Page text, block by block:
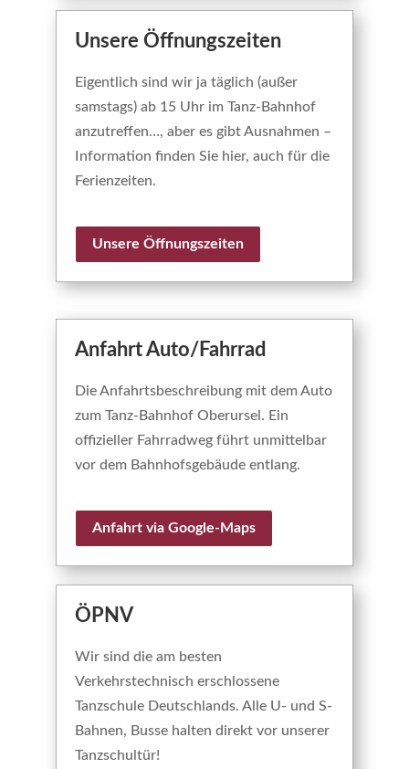
Unsere Öffnungszeiten
Eigentlich sind wir ja täglich (außer
samstags) ab 15 Uhr im Tanz-Bahnhof
anzutreffen…, aber es gibt Ausnahmen –
Information finden Sie hier, auch für die
Ferienzeiten.
Unsere Öffnungszeiten
Anfahrt Auto/Fahrrad
Die Anfahrtsbeschreibung mit dem Auto
zum Tanz-Bahnhof Oberursel. Ein
offizieller Fahrradweg führt unmittelbar
vor dem Bahnhofsgebäude entlang.
Anfahrt via Google-Maps
ÖPNV
Wir sind die am besten
Verkehrstechnisch erschlossene
Tanzschule Deutschlands. Alle U- und S-
Bahnen, Busse halten direkt vor unserer
Tanzschultür!